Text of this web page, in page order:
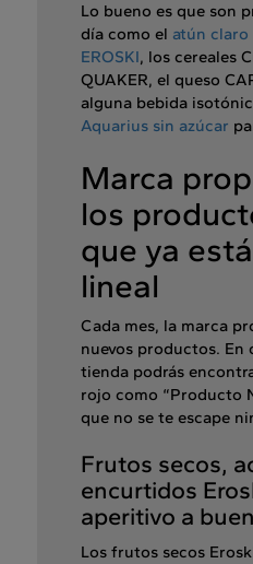
Lo bueno es que son
día como el atún claro
EROSKI, los cereales
QUAKER, el queso
alguna bebida
Aquarius sin azúcar
Marca
los
que ya
lineal
Cada mes, la marca
nuevos productos. En
tienda podrás
rojo como “Producto
que no se te escape
Frutos secos,
encurtidos
aperitivo a
Los frutos secos